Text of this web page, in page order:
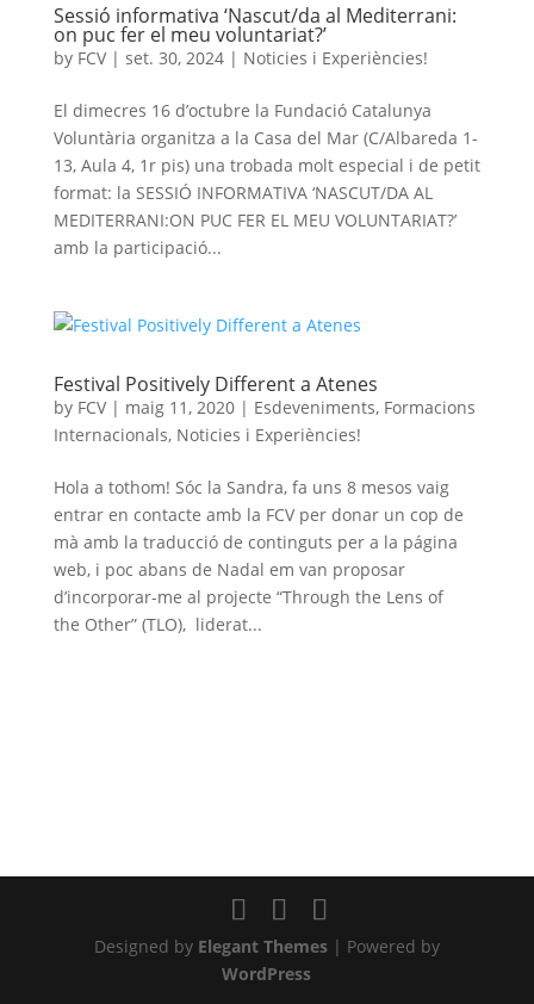
Sessió informativa ‘Nascut/da al Mediterrani:
on puc fer el meu voluntariat?’
by FCV| set. 30, 2024| Noticies i Experiències!
El dimecres 16 d’octubre la Fundació Catalunya
Voluntària organitza a la Casa del Mar (C/Albareda 1-
13, Aula 4, 1r pis) una trobada molt especial i de petit
format: la SESSIÓ INFORMATIVA ‘NASCUT/DA AL
MEDITERRANI:ON PUC FER EL MEU VOLUNTARIAT?’
amb la participació...
Festival Positively Different a Atenes
by FCV| maig 11, 2020| Esdeveniments, Formacions
Internacionals, Noticies i Experiències!
Hola a tothom! Sóc la Sandra, fa uns 8 mesos vaig
entrar en contacte amb la FCV per donar un cop de
mà amb la traducció de continguts per a la página
web, i poc abans de Nadal em van proposar
d’incorporar-me al projecte “Through the Lens of
the Other” (TLO), liderat...
Designed by Elegant Themes| Powered by
WordPress